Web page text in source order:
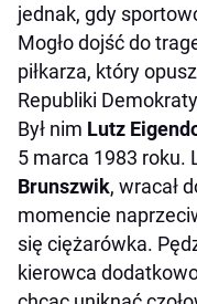
jednak, gdy
Mogło dojść do
piłkarza, który
Republiki
Był nim Lutz
5 marca 1983 roku.
Brunszwik, wracał
momencie
się ciężarówka.
kierowca